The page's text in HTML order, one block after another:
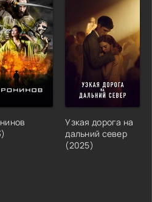
Узкая дорога на
дальний север
(2025)